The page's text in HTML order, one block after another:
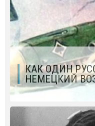
КАК ОДИН
НЕМЕЦКИЙ